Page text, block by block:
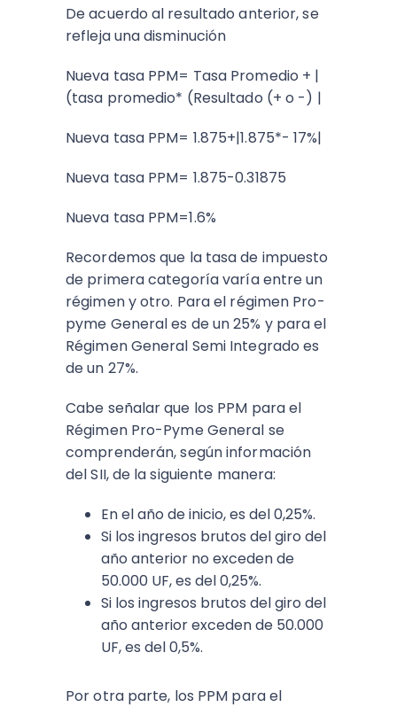
De acuerdo al resultado anterior, se
refleja una disminución
Nueva tasa PPM= Tasa Promedio + |
(tasa promedio* (Resultado (+ o -) |
Nueva tasa PPM= 1.875+|1.875*- 17%|
Nueva tasa PPM= 1.875-0.31875
Nueva tasa PPM=1.6%
Recordemos que la tasa de impuesto
de primera categoría varía entre un
régimen y otro. Para el régimen Pro-
pyme General es de un 25% y para el
Régimen General Semi Integrado es
de un 27%.
Cabe señalar que los PPM para el
Régimen Pro-Pyme General se
comprenderán, según información
del SII, de la siguiente manera:
En el año de inicio, es del 0,25%.
Si los ingresos brutos del giro del
año anterior no exceden de
50.000 UF, es del 0,25%.
Si los ingresos brutos del giro del
año anterior exceden de 50.000
UF, es del 0,5%.
Por otra parte, los PPM para el